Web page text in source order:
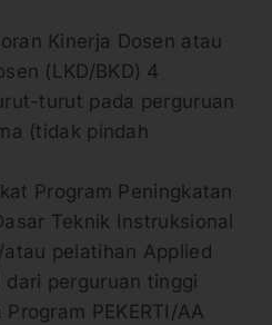
Kinerja Dosen atau
(LKD/BKD) 4
turut pada perguruan
(tidak pindah
Program Peningkatan
Teknik Instruksional
atau pelatihan Applied
dari perguruan tinggi
PEKERTI/AA